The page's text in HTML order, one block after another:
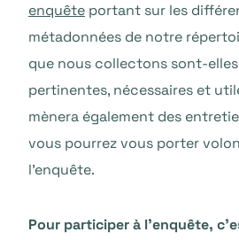
enquête portant sur les
métadonnées de notre
que nous collectons sont-
pertinentes, nécessaires et
mènera également des
vous pourrez vous porter
l’enquête.
Pour participer à l’enquête,